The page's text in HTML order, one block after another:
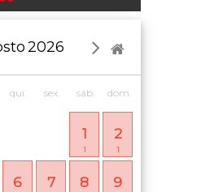
2026
qui. sex. sáb. dom.
1
1
2
1
6 7 8 9